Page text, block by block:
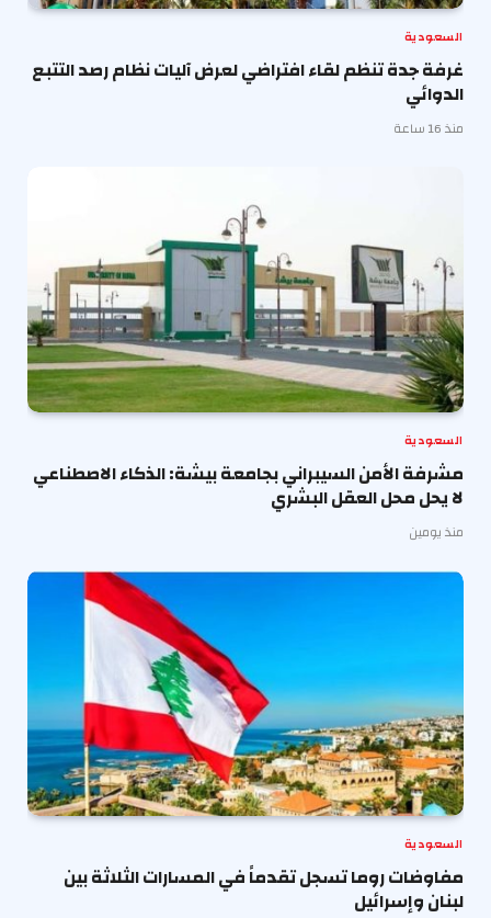
السعودية
غرفة جدة تنظم لقاء افتراضي لعرض آليات نظام رصد التتبع
الدوائي
منذ 16 ساعة
السعودية
مشرفة الأمن السيبراني بجامعة بيشة: الذكاء الاصطناعي
لا يحل محل العقل البشري
منذ يومين
السعودية
مفاوضات روما تسجل تقدماً في المسارات الثلاثة بين
لبنان وإسرائيل